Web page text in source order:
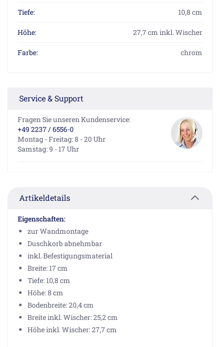
Tiefe: 10,8 cm
Höhe: 27,7 cm inkl. Wischer
Farbe: chrom
Service & Support
Fragen Sie unseren Kundenservice:
+49 2237 / 6556-0
Montag - Freitag: 8 - 20 Uhr
Samstag: 9 - 17 Uhr
Artikeldetails
Eigenschaften:
zur Wandmontage
Duschkorb abnehmbar
inkl. Befestigungsmaterial
Breite: 17 cm
Tiefe: 10,8 cm
Höhe: 8 cm
Bodenbreite: 20,4 cm
Breite inkl. Wischer: 25,2 cm
Höhe inkl. Wischer: 27,7 cm